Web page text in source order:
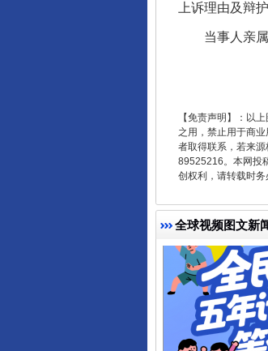
上诉理由及辩
当事人亲属
【免责声明】：以
之用，禁止用于商
者取得联系，若来
89525216。本网投
创权利，请转载时务
全球视频图文新
受贿1.44
全民健身五